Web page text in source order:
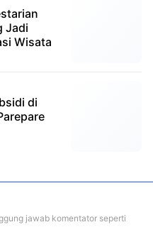
Jadi
Wisata
di
jawab komentator seperti